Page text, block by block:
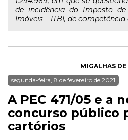
de incidência do Imposto de
Imóveis – ITBI, de competência
MIGALHAS DE
segunda-feira, 8 de fevereiro de 2021
A PEC 471/05 e a
concurso público
cartórios